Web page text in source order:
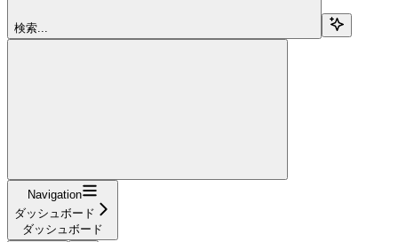
検索...
Navigation
ダッシュボード
ダッシュボード